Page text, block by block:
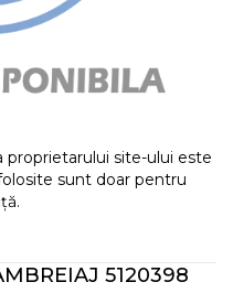
proprietarului site-ului este
sunt doar pentru
5120398